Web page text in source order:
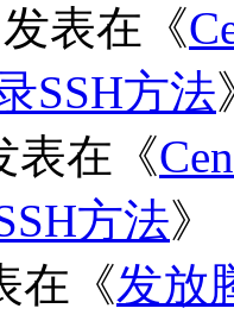
发表在《
SSH方法
表在《
方法》
在《发放